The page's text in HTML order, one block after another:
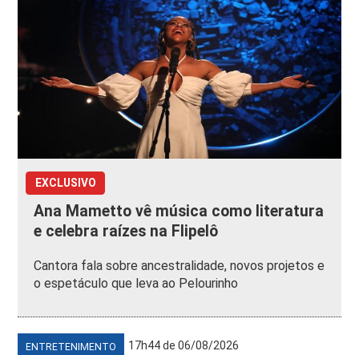
EXCLUSIVO
Ana Mametto vê música como literatura
e celebra raízes na Flipelô
Cantora fala sobre ancestralidade, novos projetos e
o espetáculo que leva ao Pelourinho
ENTRETENIMENTO 17h44 de 06/08/2026